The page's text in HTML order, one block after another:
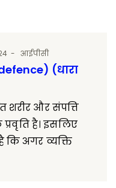
आईपीसी
defence) (धारा
शरीर और संपत्ति
प्रवृति है। इसलिए
कि अगर व्यक्ति